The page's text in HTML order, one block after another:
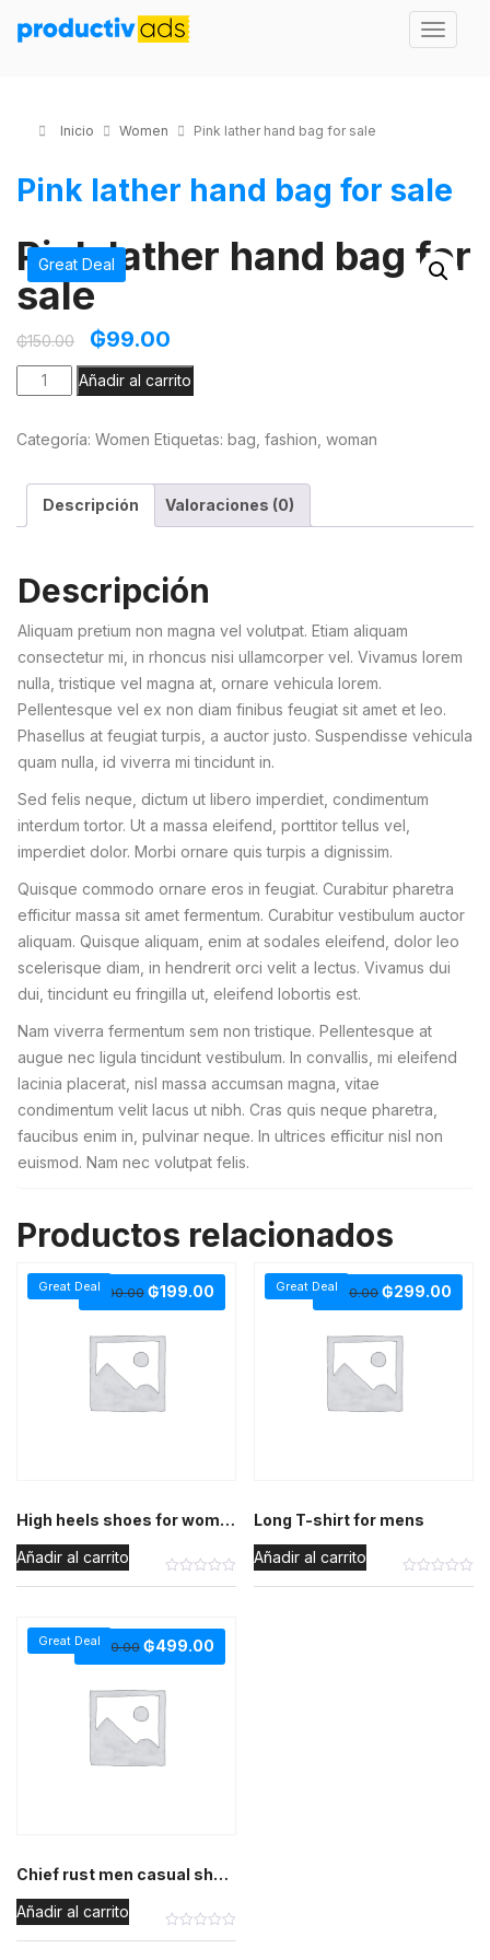
Inicio Women Pink lather hand bag for sale
Pink lather hand bag for sale
Great Deal
Pink lather hand bag for
sale
₲150.00 ₲99.00
Añadir al carrito
Categoría: Women Etiquetas: bag fashion woman
Descripción Valoraciones (0)
Descripción
Aliquam pretium non magna vel volutpat. Etiam aliquam
consectetur mi, in rhoncus nisi ullamcorper vel. Vivamus lorem
nulla, tristique vel magna at, ornare vehicula lorem.
Pellentesque vel ex non diam finibus feugiat sit amet et leo.
Phasellus at feugiat turpis, a auctor justo. Suspendisse vehicula
quam nulla, id viverra mi tincidunt in.
Sed felis neque, dictum ut libero imperdiet, condimentum
interdum tortor. Ut a massa eleifend, porttitor tellus vel,
imperdiet dolor. Morbi ornare quis turpis a dignissim.
Quisque commodo ornare eros in feugiat. Curabitur pharetra
efficitur massa sit amet fermentum. Curabitur vestibulum auctor
aliquam. Quisque aliquam, enim at sodales eleifend, dolor leo
scelerisque diam, in hendrerit orci velit a lectus. Vivamus dui
dui, tincidunt eu fringilla ut, eleifend lobortis est.
Nam viverra fermentum sem non tristique. Pellentesque at
augue nec ligula tincidunt vestibulum. In convallis, mi eleifend
lacinia placerat, nisl massa accumsan magna, vitae
condimentum velit lacus ut nibh. Cras quis neque pharetra,
faucibus enim in, pulvinar neque. In ultrices efficitur nisl non
euismod. Nam nec volutpat felis.
Productos relacionados
Great Deal
High heels shoes for womens
₲200.00 ₲199.00
Añadir al carrito
Great Deal
Long T-shirt for mens
₲300.00 ₲299.00
Añadir al carrito
Great Deal
Chief rust men casual shoes
₲500.00 ₲499.00
Añadir al carrito